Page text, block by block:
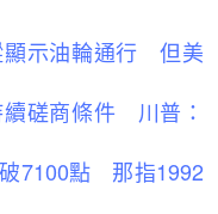
顯示油輪通行 但美
磋商條件 川普：
7100點 那指1992